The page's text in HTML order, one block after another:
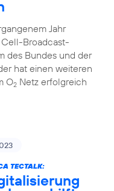
Jahr
Broadcast-
des Bundes und der
hat einen weiteren
O2Netz erfolgreich
TECTALK: